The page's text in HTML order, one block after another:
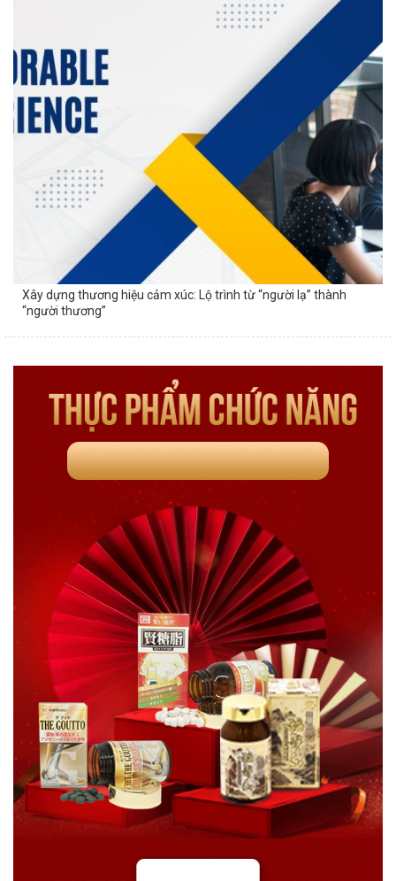
Xây dựng thương hiệu cảm xúc: Lộ trình từ “người lạ” thành
“người thương”